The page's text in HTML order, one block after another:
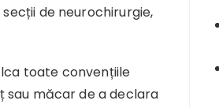
de neurochirurgie,
toate convențiile
sau măcar de a declara